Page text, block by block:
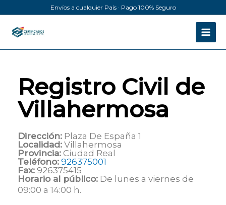
al
contenido
Envíos a cualquier País · Pago 100% Seguro
Registro Civil de
Villahermosa
Dirección: Plaza De España 1
Localidad: Villahermosa
Provincia: Ciudad Real
Teléfono: 926375001
Fax: 926375415
Horario al público: De lunes a viernes de
09:00 a 14:00 h.